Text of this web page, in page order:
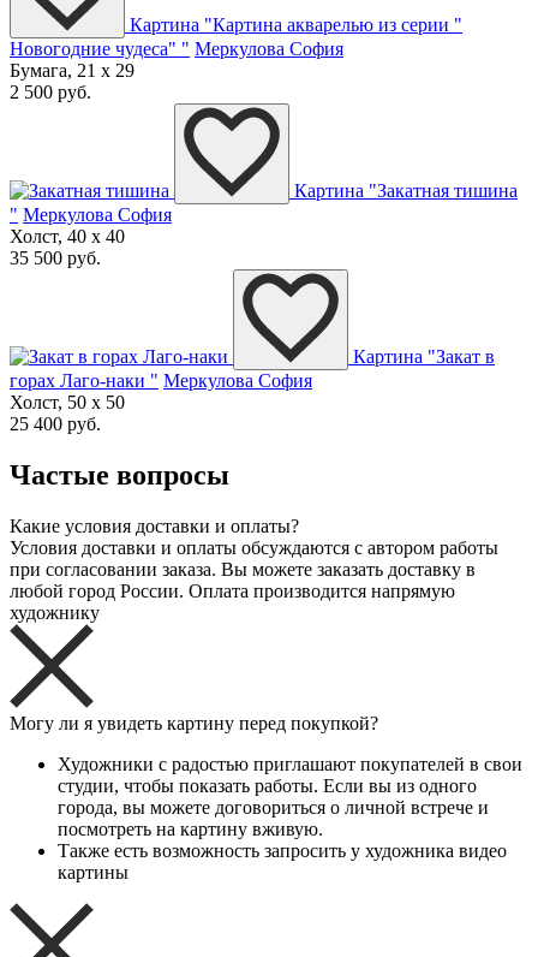
Картина "Картина акварелью из серии "
Новогодние чудеса" " Меркулова София
Бумага, 21 x 29
2 500 руб.
Картина "Закатная тишина
" Меркулова София
Холст, 40 x 40
35 500 руб.
Картина "Закат в
горах Лаго-наки " Меркулова София
Холст, 50 x 50
25 400 руб.
Частые вопросы
Какие условия доставки и оплаты?
Условия доставки и оплаты обсуждаются с автором работы
при согласовании заказа. Вы можете заказать доставку в
любой город России. Оплата производится напрямую
художнику
Могу ли я увидеть картину перед покупкой?
Художники с радостью приглашают покупателей в свои
студии, чтобы показать работы. Если вы из одного
города, вы можете договориться о личной встрече и
посмотреть на картину вживую.
Также есть возможность запросить у художника видео
картины